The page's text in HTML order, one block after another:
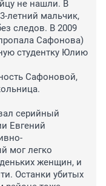
не нашли. В
летний мальчик,
следов. В 2009
Сафонова)
студентку Юлию
Сафоновой,
серийный
Евгений
мог легко
женщин, и
Останки убитых